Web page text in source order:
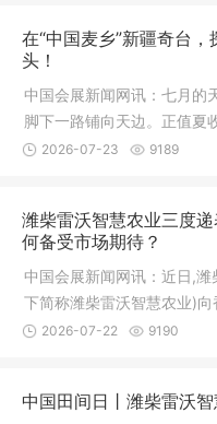
在“中国麦乡”新疆奇台
头！
中国会展新闻网讯：七月的
脚下一路铺向天边。正值夏
疆雪花粉
2026-07-23 9189
潍柴雷沃智慧农业三度
何备受市场期待？
中国会展新闻网讯：近日,
下简称潍柴雷沃智慧农业)
公司2026-07-22 9190
中国田间日丨潍柴雷沃